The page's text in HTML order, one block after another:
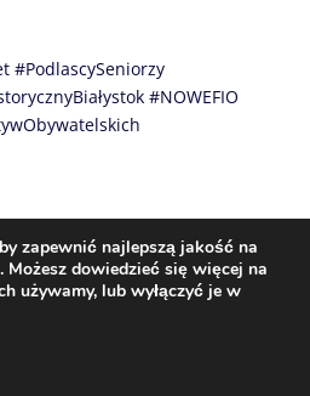
#PodlascySeniorzy
#NOWEFIO
zapewnić najlepszą jakość na
Możesz dowiedzieć się więcej na
używamy, lub wyłączyć je w